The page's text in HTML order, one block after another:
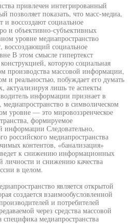
привлечен интегрированный
позволяет показать, что масс-медиа,
и воссоздают социальное
и объективно-субъективных
уровне медиапространство
воссоздающий социальное
В этом смысле гипертекст
которую социальная
производства массовой информации,
и реальностью, побуждает его думать
актуализируя лишь те аспекты
информации признает в
в символическом
уровне — это мировоззренческое
формируемое
информации Следовательно,
российского медиапространства
контентов, «банализация»
к снижению информационных
личности и снижению качества
в целом.
является открытой
создается взаимообусловленной
и потребителей
через средства массовой
медиапространства